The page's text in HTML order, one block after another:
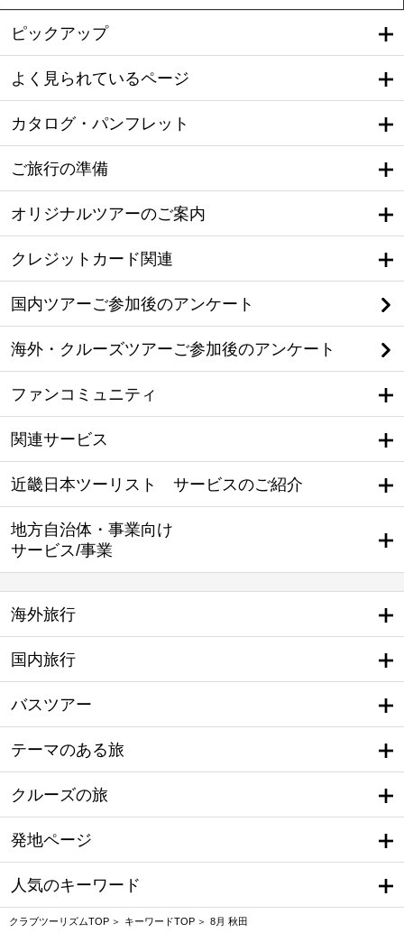
ピックアップ
よく見られているページ
カタログ・パンフレット
ご旅行の準備
オリジナルツアーのご案内
クレジットカード関連
国内ツアーご参加後のアンケート
海外・クルーズツアーご参加後のアンケート
ファンコミュニティ
関連サービス
近畿日本ツーリスト サービスのご紹介
地方自治体・事業向け
サービス/事業
海外旅行
国内旅行
バスツアー
テーマのある旅
クルーズの旅
発地ページ
人気のキーワード
クラブツーリズムTOP キーワードTOP 8月 秋田